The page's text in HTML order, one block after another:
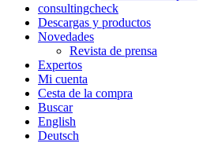
consultingcheck
Descargas y productos
Novedades
Revista de prensa
Expertos
Mi cuenta
Cesta de la compra
Buscar
English
Deutsch